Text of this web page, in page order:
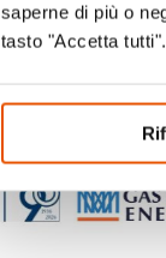
saperne di più o
tasto "Accetta